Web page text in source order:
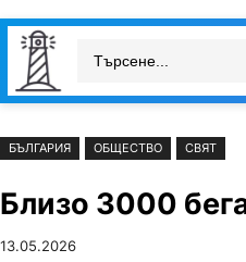
Към
съдържанието
Skip
cont
БЪЛГАРИЯ ОБЩЕСТВО СВЯТ
Близо 3000
13.05.2026